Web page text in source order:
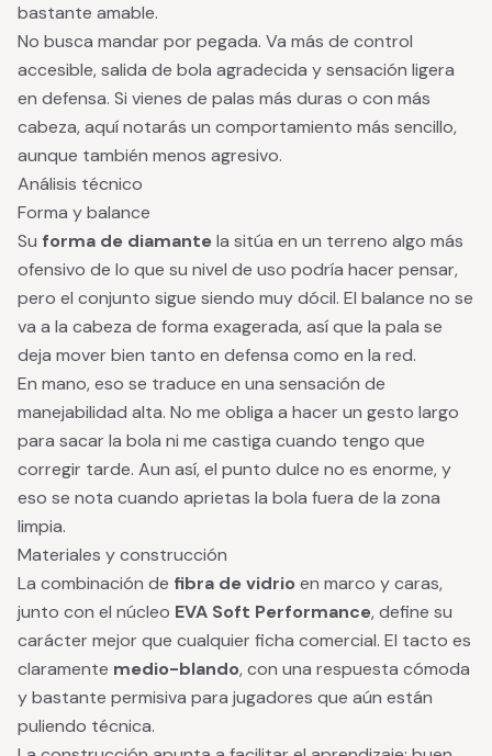
bastante amable.
No busca mandar por pegada. Va más de control
accesible, salida de bola agradecida y sensación ligera
en defensa. Si vienes de palas más duras o con más
cabeza, aquí notarás un comportamiento más sencillo,
aunque también menos agresivo.
Análisis técnico
Forma y balance
Su forma de diamantela sitúa en un terreno algo más
ofensivo de lo que su nivel de uso podría hacer pensar,
pero el conjunto sigue siendo muy dócil. El balance no se
va a la cabeza de forma exagerada, así que la pala se
deja mover bien tanto en defensa como en la red.
En mano, eso se traduce en una sensación de
manejabilidad alta. No me obliga a hacer un gesto largo
para sacar la bola ni me castiga cuando tengo que
corregir tarde. Aun así, el punto dulce no es enorme, y
eso se nota cuando aprietas la bola fuera de la zona
limpia.
Materiales y construcción
La combinación de fibra de vidrio en marco y caras,
junto con el núcleo EVA Soft Performance, define su
carácter mejor que cualquier ficha comercial. El tacto es
claramente medio-blando, con una respuesta cómoda
y bastante permisiva para jugadores que aún están
puliendo técnica.